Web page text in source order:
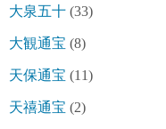
大泉五十 (33)
大観通宝 (8)
天保通宝 (11)
天禧通宝 (2)